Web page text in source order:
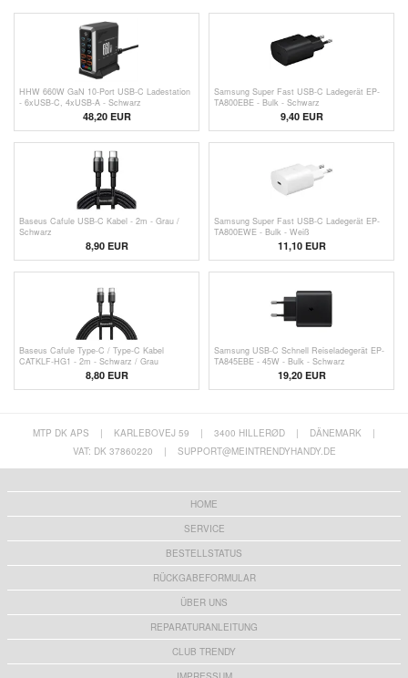
HHW 660W GaN 10-Port USB-C Ladestation
- 6xUSB-C, 4xUSB-A - Schwarz
48,20EUR
Samsung Super Fast USB-C Ladegerät EP-
TA800EBE - Bulk - Schwarz
9,40EUR
Baseus Cafule USB-C Kabel - 2m - Grau /
Schwarz
8,90 EUR
Samsung Super Fast USB-C Ladegerät EP-
TA800EWE - Bulk - Weiß
11,10EUR
Baseus Cafule Type-C / Type-C Kabel
CATKLF-HG1 - 2m - Schwarz / Grau
8,80 EUR
Samsung USB-C Schnell Reiseladegerät EP-
TA845EBE - 45W - Bulk - Schwarz
19,20EUR
MTP DK APS | KARLEBOVEJ 59 | 3400 HILLERØD | DÄNEMARK
|
VAT: DK 37860220
| SUPPORT@MEINTRENDYHANDY.DE
HOME
SERVICE
BESTELLSTATUS
RÜCKGABEFORMULAR
ÜBER UNS
REPARATURANLEITUNG
CLUB TRENDY